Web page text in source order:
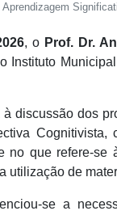
Aprendizagem
, o Prof. Dr.
Instituto
discussão dos
no que refere-se
utilização de
se a